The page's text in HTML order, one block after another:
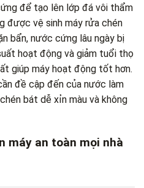
để tạo lên lớp đá vôi thẩm
được vệ sinh máy rửa chén
bẩn, nước cứng lâu ngày bị
hoạt động và giảm tuổi thọ
giúp máy hoạt động tốt hơn.
đề cập đến của nước làm
bát dễ xỉn màu và không
máy an toàn mọi nhà